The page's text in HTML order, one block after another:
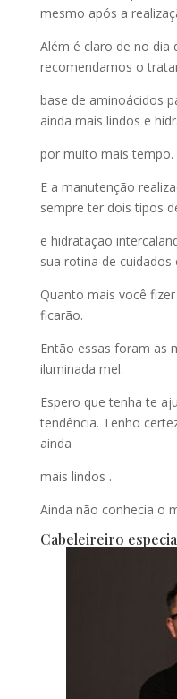
mesmo após a
Além é claro de no dia
recomendamos o
base de aminoácidos
ainda mais lindos e
por muito mais tempo.
E a manutenção
sempre ter dois tipos
e hidratação
sua rotina de cuidados
Quanto mais você
ficarão.
Então essas foram as
iluminada mel.
Espero que tenha te
tendência. Tenho
ainda
mais lindos .
Ainda não conhecia o
Cabeleireiro